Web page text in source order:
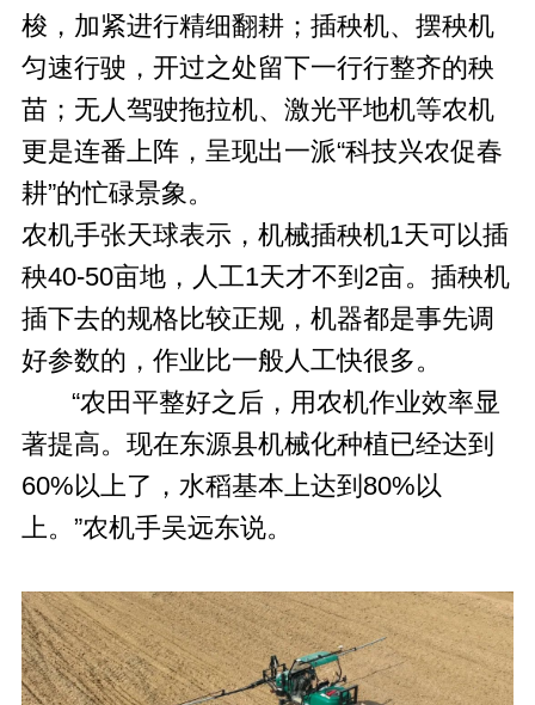
梭，加紧进行精细翻耕；插秧机、摆秧机
匀速行驶，开过之处留下一行行整齐的秧
苗；无人驾驶拖拉机、激光平地机等农机
更是连番上阵，呈现出一派“科技兴农促春
耕”的忙碌景象。
农机手张天球表示，机械插秧机1天可以插
秧40-50亩地，人工1天才不到2亩。插秧机
插下去的规格比较正规，机器都是事先调
好参数的，作业比一般人工快很多。
“农田平整好之后，用农机作业效率显
著提高。现在东源县机械化种植已经达到
60%以上了，水稻基本上达到80%以
上。”农机手吴远东说。